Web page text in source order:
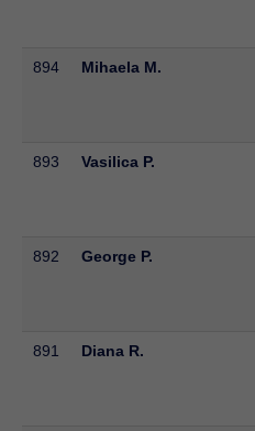
894 Mihaela M.
893 Vasilica P.
892 George P.
891 Diana R.